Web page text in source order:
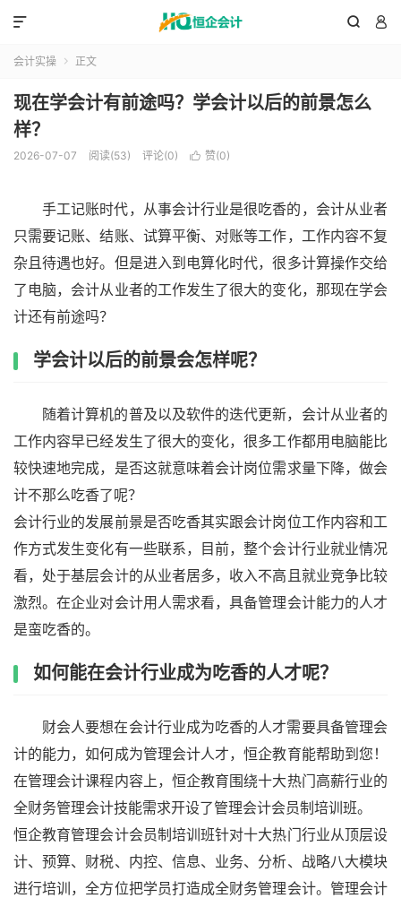
 

会计实操  正文
现在学会计有前途吗？学会计以后的前景怎么
样？
2026-07-07 阅读(53) 评论(0)  赞(0)
手工记账时代，从事会计行业是很吃香的，会计从业者
只需要记账、结账、试算平衡、对账等工作，工作内容不复
杂且待遇也好。但是进入到电算化时代，很多计算操作交给
了电脑，会计从业者的工作发生了很大的变化，那现在学会
计还有前途吗？
学会计以后的前景会怎样呢？
随着计算机的普及以及软件的迭代更新，会计从业者的
工作内容早已经发生了很大的变化，很多工作都用电脑能比
较快速地完成，是否这就意味着会计岗位需求量下降，做会
计不那么吃香了呢？
会计行业的发展前景是否吃香其实跟会计岗位工作内容和工
作方式发生变化有一些联系，目前，整个会计行业就业情况
看，处于基层会计的从业者居多，收入不高且就业竞争比较
激烈。在企业对会计用人需求看，具备管理会计能力的人才
是蛮吃香的。
如何能在会计行业成为吃香的人才呢？
财会人要想在会计行业成为吃香的人才需要具备管理会
计的能力，如何成为管理会计人才，恒企教育能帮助到您！
在管理会计课程内容上，恒企教育围绕十大热门高薪行业的
全财务管理会计技能需求开设了管理会计会员制培训班。
恒企教育管理会计会员制培训班针对十大热门行业从顶层设
计、预算、财税、内控、信息、业务、分析、战略八大模块
进行培训，全方位把学员打造成全财务管理会计。管理会计